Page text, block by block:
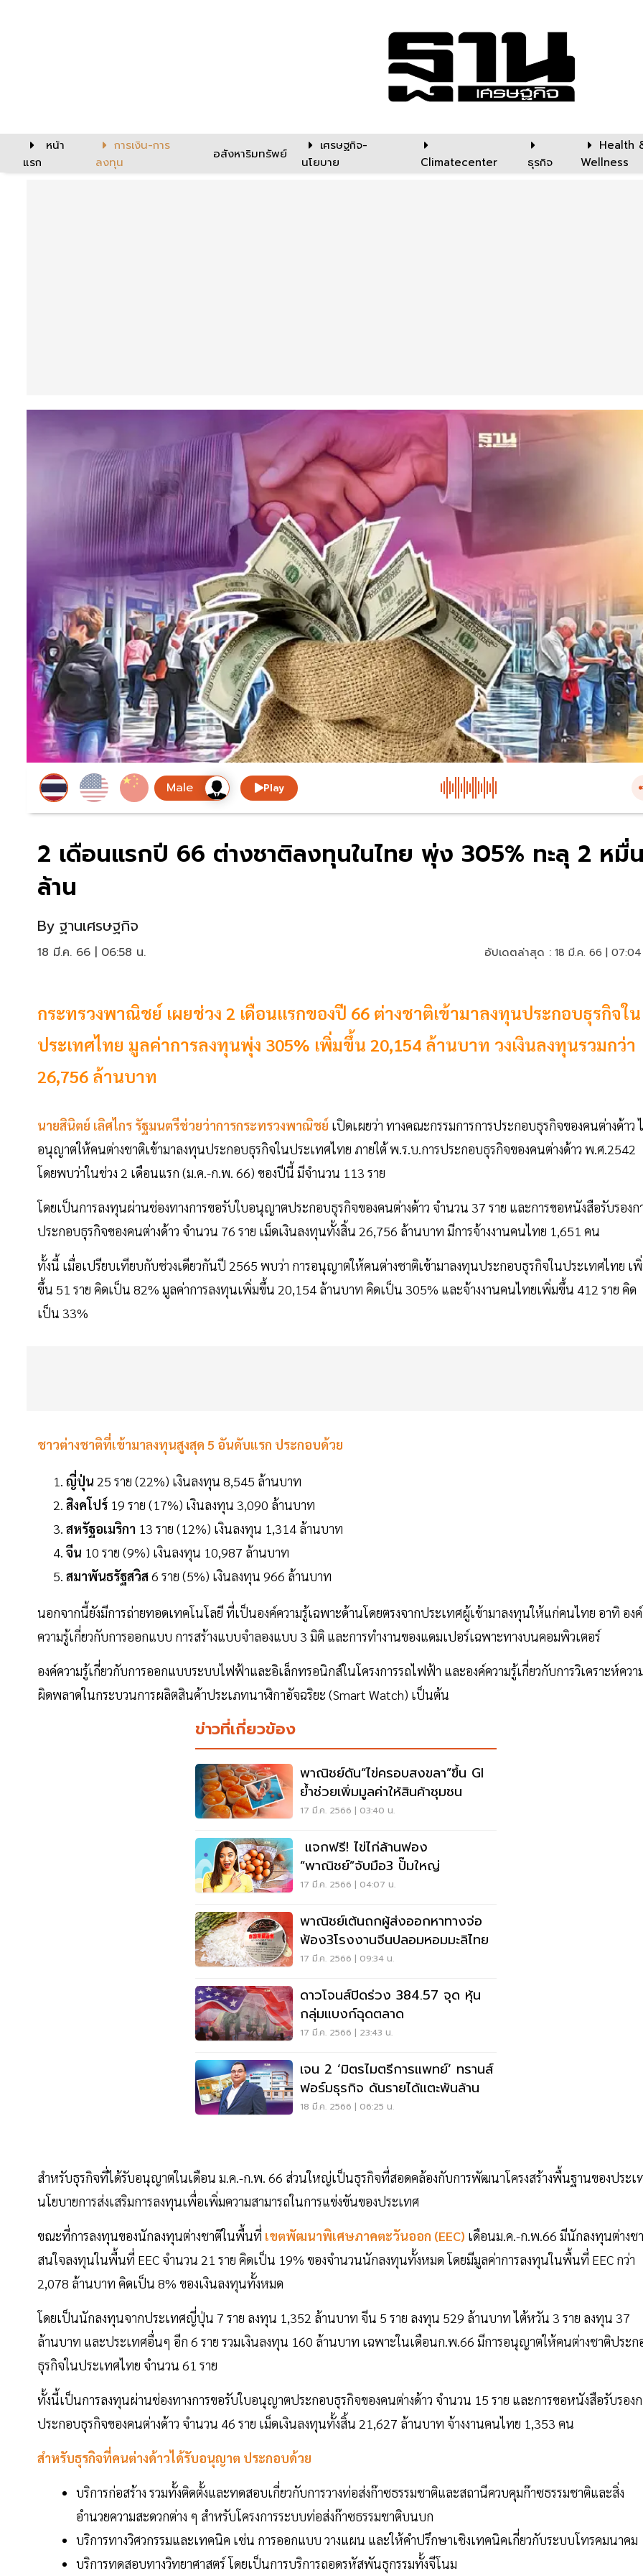
หน้า
แรก
การเงิน-การ
ลงทุน
อสังหาริมทรัพย์
เศรษฐกิจ-
นโยบาย
Climatecenter ธุรกิจ
Health
Wellness
Play
2 เดือนแรกปี 66 ต่างชาติลงทุนในไทย พุ่ง 305% ทะลุ 2 หมื่น
ล้าน
By ฐานเศรษฐกิจ
18 มี.ค. 66 | 06:58 น. อัปเดตล่าสุด : 18 มี.ค. 66 |
กระทรวงพาณิชย์ เผยช่วง 2 เดือนแรกของปี 66 ต่างชาติเข้ามาลงทุนประกอบธุรกิจใน
ประเทศไทย มูลค่าการลงทุนพุ่ง 305% เพิ่มขึ้น 20,154 ล้านบาท วงเงินลงทุนรวมกว่า
26,756 ล้านบาท
นายสินิตย์ เลิศไกร รัฐมนตรีช่วยว่าการกระทรวงพาณิชย์ เปิดเผยว่า ทางคณะกรรมการการประกอบธุรกิจของคนต่างด้าว
อนุญาตให้คนต่างชาติเข้ามาลงทุนประกอบธุรกิจในประเทศไทย ภายใต้ พ.ร.บ.การประกอบธุรกิจของคนต่างด้าว พ.ศ.2542
โดยพบว่าในช่วง 2 เดือนแรก (ม.ค.-ก.พ. 66) ของปีนี้ มีจำนวน 113 ราย
โดยเป็นการลงทุนผ่านช่องทางการขอรับใบอนุญาตประกอบธุรกิจของคนต่างด้าว จำนวน 37 ราย และการขอหนังสือรับรองก
ประกอบธุรกิจของคนต่างด้าว จำนวน 76 ราย เม็ดเงินลงทุนทั้งสิ้น 26,756 ล้านบาท มีการจ้างงานคนไทย 1,651 คน
ทั้งนี้ เมื่อเปรียบเทียบกับช่วงเดียวกันปี 2565 พบว่า การอนุญาตให้คนต่างชาติเข้ามาลงทุนประกอบธุรกิจในประเทศไทย เ
ขึ้น 51 ราย คิดเป็น 82% มูลค่าการลงทุนเพิ่มขึ้น 20,154 ล้านบาท คิดเป็น 305% และจ้างงานคนไทยเพิ่มขึ้น 412 ราย คิด
เป็น 33%
ชาวต่างชาติที่เข้ามาลงทุนสูงสุด 5 อันดับแรก ประกอบด้วย
ญี่ปุ่น 25 ราย (22%) เงินลงทุน 8,545 ล้านบาท
สิงคโปร์ 19 ราย (17%) เงินลงทุน 3,090 ล้านบาท
สหรัฐอเมริกา 13 ราย (12%) เงินลงทุน 1,314 ล้านบาท
จีน 10 ราย (9%) เงินลงทุน 10,987 ล้านบาท
สมาพันธรัฐสวิส6 ราย (5%) เงินลงทุน 966 ล้านบาท
นอกจากนี้ยังมีการถ่ายทอดเทคโนโลยี ที่เป็นองค์ความรู้เฉพาะด้านโดยตรงจากประเทศผู้เข้ามาลงทุนให้แก่คนไทย อาทิ องค์
ความรู้เกี่ยวกับการออกแบบ การสร้างแบบจำลองแบบ 3 มิติ และการทำงานของแดมเปอร์เฉพาะทางบนคอมพิวเตอร์
องค์ความรู้เกี่ยวกับการออกแบบระบบไฟฟ้าและอิเล็กทรอนิกส์ในโครงการรถไฟฟ้า และองค์ความรู้เกี่ยวกับการวิเคราะห์ควา
ผิดพลาดในกระบวนการผลิตสินค้าประเภทนาฬิกาอัจฉริยะ (Smart Watch) เป็นต้น
ข่าวที่เกี่ยวข้อง
พาณิชย์ดัน“ไข่ครอบสงขลา”ขึ้น GI
ย้ำช่วยเพิ่มมูลค่าให้สินค้าชุมชน
17 มี.ค. 2566 | 03:40 น.
แจกฟรี! ไข่ไก่ล้านฟอง
“พาณิชย์”จับมือ3 ปั๊มใหญ่
17 มี.ค. 2566 | 04:07 น.
พาณิชย์เต้นถกผู้ส่งออกหาทางจ่อ
ฟ้อง3โรงงานจีนปลอมหอมมะลิไทย
17 มี.ค. 2566 | 09:34 น.
ดาวโจนส์ปิดร่วง 384.57 จุด หุ้น
กลุ่มแบงก์ฉุดตลาด
17 มี.ค. 2566 | 23:43 น.
เจน 2 ‘มิตรไมตรีการแพทย์’ ทรานส์
ฟอร์มธุรกิจ ดันรายได้แตะพันล้าน
18 มี.ค. 2566 | 06:25 น.
สำหรับธุรกิจที่ได้รับอนุญาตในเดือน ม.ค.-ก.พ. 66 ส่วนใหญ่เป็นธุรกิจที่สอดคล้องกับการพัฒนาโครงสร้างพื้นฐานของประเ
นโยบายการส่งเสริมการลงทุนเพื่อเพิ่มความสามารถในการแข่งขันของประเทศ
ขณะที่การลงทุนของนักลงทุนต่างชาติในพื้นที่ เขตพัฒนาพิเศษภาคตะวันออก (EEC) เดือนม.ค.-ก.พ.66 มีนักลงทุนต่างช
สนใจลงทุนในพื้นที่ EEC จำนวน 21 ราย คิดเป็น 19% ของจำนวนนักลงทุนทั้งหมด โดยมีมูลค่าการลงทุนในพื้นที่ EEC กว่า
2,078 ล้านบาท คิดเป็น 8% ของเงินลงทุนทั้งหมด
โดยเป็นนักลงทุนจากประเทศญี่ปุ่น 7 ราย ลงทุน 1,352 ล้านบาท จีน 5 ราย ลงทุน 529 ล้านบาท ไต้หวัน 3 ราย ลงทุน 37
ล้านบาท และประเทศอื่นๆ อีก 6 ราย รวมเงินลงทุน 160 ล้านบาท เฉพาะในเดือนก.พ.66 มีการอนุญาตให้คนต่างชาติประก
ธุรกิจในประเทศไทย จำนวน 61 ราย
ทั้งนี้เป็นการลงทุนผ่านช่องทางการขอรับใบอนุญาตประกอบธุรกิจของคนต่างด้าว จำนวน 15 ราย และการขอหนังสือรับรองก
ประกอบธุรกิจของคนต่างด้าว จำนวน 46 ราย เม็ดเงินลงทุนทั้งสิ้น 21,627 ล้านบาท จ้างงานคนไทย 1,353 คน
สำหรับธุรกิจที่คนต่างด้าวได้รับอนุญาต ประกอบด้วย
บริการก่อสร้าง รวมทั้งติดตั้งและทดสอบเกี่ยวกับการวางท่อส่งก๊าซธรรมชาติและสถานีควบคุมก๊าซธรรมชาติและสิ่ง
อำนวยความสะดวกต่าง ๆ สำหรับโครงการระบบท่อส่งก๊าซธรรมชาติบนบก
บริการทางวิศวกรรมและเทคนิค เช่น การออกแบบ วางแผน และให้คำปรึกษาเชิงเทคนิคเกี่ยวกับระบบโทรคมนาคม
บริการทดสอบทางวิทยาศาสตร์ โดยเป็นการบริการถอดรหัสพันธุกรรมทั้งจีโนม